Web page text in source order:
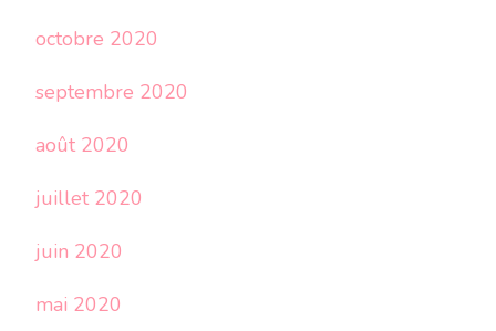
octobre 2020
septembre 2020
août 2020
juillet 2020
juin 2020
mai 2020